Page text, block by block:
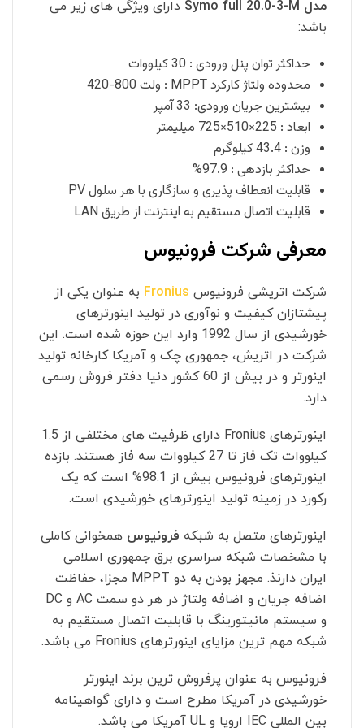
مدل Symo full 20.0-3-M
دارای ویژگی های زیر می
باشد:
حداکثر توان پنل ورودی : 30 کیلووات
محدوده ولتاژ کارکرد MPPT : ولت 800-420
بیشترین جریان ورودی: 33 آمپر
ابعاد : 225×510×725 میلیمتر
وزن : 43.4 کیلوگرم
حداکثر بازدهی : 97.9%
قابلیت انعطاف پذیری و سازگاری با هر سلول PV
قابلیت اتصال مستقیم به اینترنت از طریق LAN
معرفی شرکت فرونیوس
شرکت اتریشی فرونیوس Fronius به عنوان یکی از
پیشتازان کیفیت و نوآوری در تولید اینورترهای
خورشیدی از سال 1992 وارد این حوزه شده است. این
شرکت در اتریش، جمهوری چک و آمریکا کارخانه تولید
اینورتر و در بیش از 60 کشور دنیا دفتر فروش رسمی
دارد.
اینورترهای Fronius دارای ظرفیت های مختلفی از 1.5
کیلووات تک فاز تا 27 کیلووات سه فاز هستند. بازده
اینورترهای فرونیوس بیش از 98.1% است که یک
رکورد در زمینه تولید اینورترهای خورشیدی است.
اینورترهای متصل به شبکه فرونیوس همخوانی کاملی
با مشخصات شبکه سراسری برق جمهوری اسلامی
ایران دارنذ. مجهز بودن به دو MPPT مجزا، حفاظت
اضافه جریان و اضافه ولتاژ در هر دو سمت AC و DC
و سیستم مانیتورینگ با قابلیت اتصال مستقیم به
شبکه مهم ترین مزایای اینورترهای Fronius می باشد.
فرونیوس به عنوان پرفروش ترین برند اینورتر
خورشیدی در آمریکا مطرح است و دارای گواهینامه
بین المللی IEC اروپا و UL آمریکا می باشد.